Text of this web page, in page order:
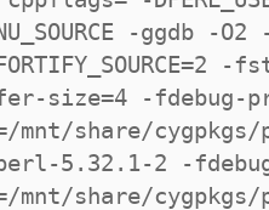
-ggdb
size=4 -fdebug-
mnt/share/
5.32.1-2 -
mnt/share/